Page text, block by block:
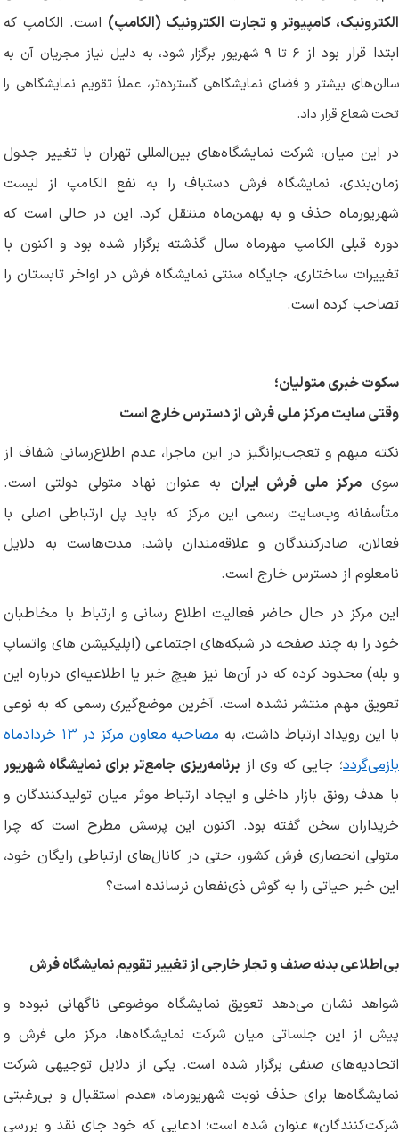
الکترونیک، کامپیوتر و تجارت الکترونیک (الکامپ) است. الکامپ که
ابتدا قرار بود از۶ تا ۹ شهریور برگزار شود، به دلیل نیاز مجریان آن به
سالن‌های بیشتر و فضای نمایشگاهی گسترده‌تر، عملاً تقویم نمایشگاهی را
تحت شعاع قرار داد.
در این میان، شرکت نمایشگاه‌های بین‌المللی تهران با تغییر جدول
زمان‌بندی، نمایشگاه فرش دستباف را به نفع الکامپ از لیست
شهریورماه حذف و به بهمن‌ماه منتقل کرد. این در حالی است که
دوره قبلی الکامپ مهرماه سال گذشته برگزار شده بود و اکنون با
تغییرات ساختاری، جایگاه سنتی نمایشگاه فرش در اواخر تابستان را
تصاحب کرده است.
سکوت خبری متولیان؛
وقتی سایت مرکز ملی فرش از دسترس خارج است
نکته مبهم و تعجب‌برانگیز در این ماجرا، عدم اطلاع‌رسانی شفاف از
سوی مرکز ملی فرش ایران به عنوان نهاد متولی دولتی است.
متأسفانه وب‌سایت رسمی این مرکز که باید پل ارتباطی اصلی با
فعالان، صادرکنندگان و علاقه‌مندان باشد، مدت‌هاست به دلایل
نامعلوم از دسترس خارج است.
این مرکز در حال حاضر فعالیت اطلاع رسانی و ارتباط با مخاطبان
خود را به چند صفحه در شبکه‌های اجتماعی (اپلیکیشن های واتساپ
و بله) محدود کرده که در آن‌ها نیز هیچ خبر یا اطلاعیه‌ای درباره این
تعویق مهم منتشر نشده است. آخرین موضع‌گیری رسمی که به نوعی
با این رویداد ارتباط داشت، به
مصاحبه معاون مرکز در ۱۳ خردادماه
بازمی‌گردد؛ جایی که وی ازبرنامه‌ریزی جامع‌تر برای نمایشگاه شهریور
با هدف رونق بازار داخلی و ایجاد ارتباط موثر میان تولیدکنندگان و
خریداران سخن گفته بود. اکنون این پرسش مطرح است که چرا
متولی انحصاری فرش کشور، حتی در کانال‌های ارتباطی رایگان خود،
این خبر حیاتی را به گوش ذی‌نفعان نرسانده است؟
بی‌اطلاعی بدنه صنف و تجار خارجی از تغییر تقویم نمایشگاه فرش
شواهد نشان می‌دهد تعویق نمایشگاه موضوعی ناگهانی نبوده و
پیش از این جلساتی میان شرکت نمایشگاه‌ها، مرکز ملی فرش و
اتحادیه‌های صنفی برگزار شده است. یکی از دلایل توجیهی شرکت
نمایشگاه‌ها برای حذف نوبت شهریورماه، «عدم استقبال و بی‌رغبتی
شرکت‌کنندگان» عنوان شده است؛ ادعایی که خود جای نقد و بررسی